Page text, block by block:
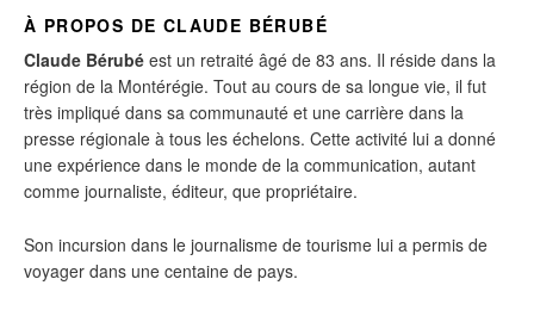
À PROPOS DE CLAUDE BÉRUBÉ
Claude Bérubé est un retraité âgé de 83 ans. Il réside dans la
région de la Montérégie. Tout au cours de sa longue vie, il fut
très impliqué dans sa communauté et une carrière dans la
presse régionale à tous les échelons. Cette activité lui a donné
une expérience dans le monde de la communication, autant
comme journaliste, éditeur, que propriétaire.
Son incursion dans le journalisme de tourisme lui a permis de
voyager dans une centaine de pays.